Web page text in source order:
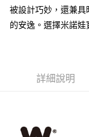
臺灣離島-金、馬、澎
每筆NT$100，滿
被設計巧妙，還兼
的安逸。選擇米諾娃
詳細說明